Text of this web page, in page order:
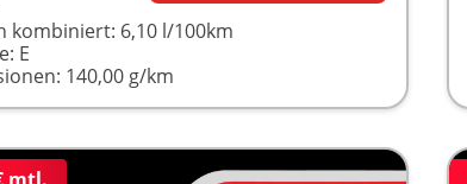
kombiniert: 6,10 l/100km
E
140,00 g/km